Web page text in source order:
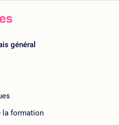
général
la formation